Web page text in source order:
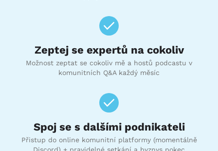
Zeptej se expertů na cokoliv
Možnost zeptat se cokoliv mě a hostů podcastu v
komunitních Q&A každý měsíc
Spoj se s dalšími podnikateli
Přistup do online komunitní platformy (momentálně
Discord) + pravidelné setkání a byznys pokec